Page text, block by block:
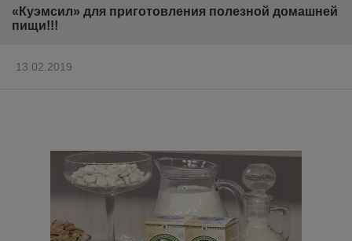
«Куэмсил» для приготовления полезной домашней
пищи!!!
13.02.2019